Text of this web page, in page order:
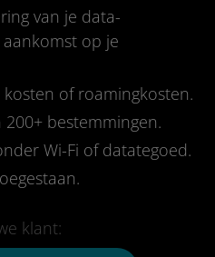
van je data-
op je
of roamingkosten.
bestemmingen.
Wi-Fi of datategoed.
klant: